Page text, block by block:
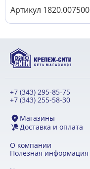
Артикул 1820.007500
+7 (343) 295-85-75
+7 (343) 255-58-30
Магазины
Доставка и оплата
О компании
Полезная информация